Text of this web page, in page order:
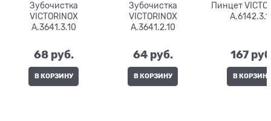
Зубочистка
VICTORINOX
A.3641.3.10
68 руб.
В КОРЗИНУ
Зубочистка
VICTORINOX
A.3641.2.10
64 руб.
В КОРЗИНУ
Пинцет
167
В КОРЗИНУ